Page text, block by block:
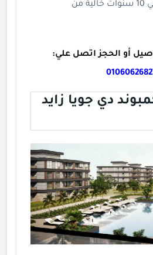
تقسيط الباقي علي 10 سنوات خالية من
أو الحجز اتصل علي:
دي جويا زايد